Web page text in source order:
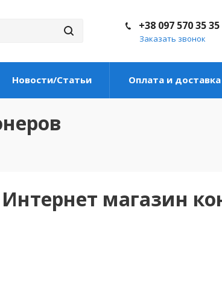
+38 097 570 35 35
Заказать звонок
Новости/Статьи Оплата и доставка
Интернет магазин